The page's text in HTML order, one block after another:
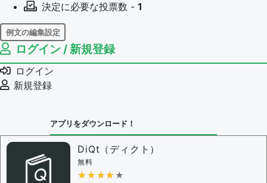
決定に必要な投票数 - 1
例文の編集設定
例文の編集権限を持つユーザー -
例文の編集を審査する
例文の削除を審査する
審査に対する投票権限を持つユーザー -
問題の編集権限を持つユーザー -
審査に対する投票権限を持つユーザー -
ザー
ログイン / 新規登録
ログイン
新規登録
アプリをダウンロード！
DiQt（ディクト）
無料
★★★★★
★★★★★